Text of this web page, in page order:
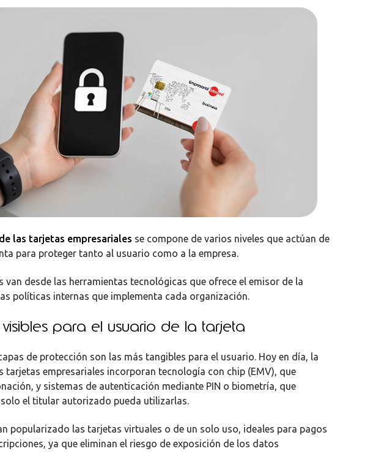
las tarjetas empresariales se compone de varios niveles que actúan de
para proteger tanto al usuario como a la empresa.
van desde las herramientas tecnológicas que ofrece el emisor de la
políticas internas que implementa cada organización.
para el usuario de la tarjeta
de protección son las más tangibles para el usuario. Hoy en día, la
tarjetas empresariales incorporan tecnología con chip (EMV), que
y sistemas de autenticación mediante PIN o biometría, que
solo el titular autorizado pueda utilizarlas.
popularizado las tarjetas virtuales o de un solo uso, ideales para pagos
ya que eliminan el riesgo de exposición de los datos